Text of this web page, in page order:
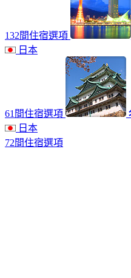
132間住宿選項
日本
61間住宿選項
日本
72間住宿選項